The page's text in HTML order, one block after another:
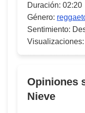
Duración: 02:20
Género:
Sentimiento:
Visualizaciones:
Opiniones
Nieve